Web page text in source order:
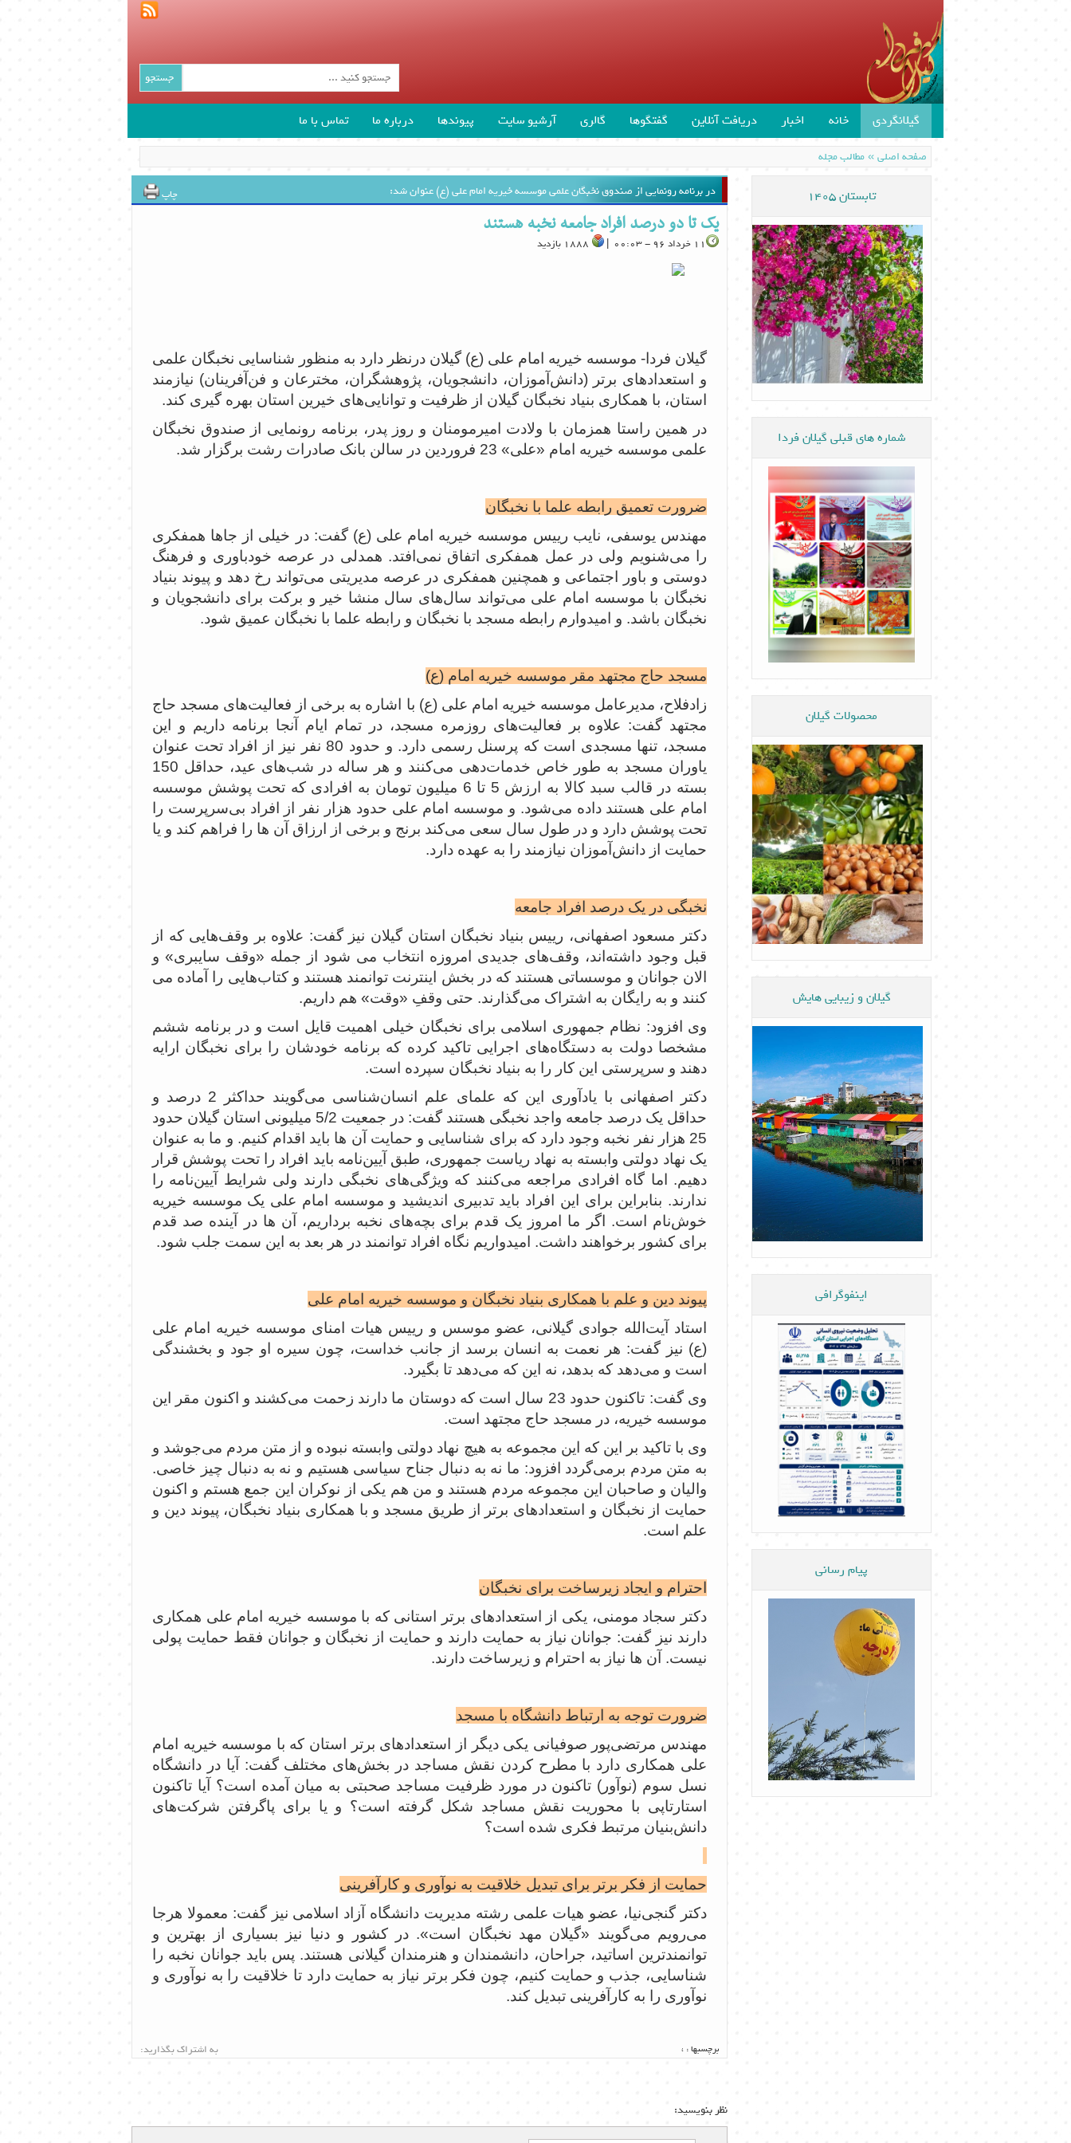
جستجو
گیلانگردی خانه اخبار دریافت آنلاین گفتگوها گالری آرشیو سایت پیوندها درباره ما تماس با ما
صفحه اصلی»مطالب مجله
در برنامه رونمایی از صندوق نخبگان علمی موسسه خیریه امام علی (ع) عنوان شد: چاپ
یک تا دو درصد افراد جامعه نخبه هستند
11 خرداد 96 - 00:03 |
گیلان فردا- موسسه خیریه امام علی (ع) گیلان درنظر دارد به منظور شناسایی نخبگان علمی
و استعدادهای برتر (دانش‌آموزان، ‌دانشجویان، پژوهشگران، مخترعان و فن‌آفرینان) نیازمند
استان، با همکاری بنیاد نخبگان گیلان از ظرفیت و توانایی‌های خیرین استان بهره گیری کند.
در همین راستا همزمان با ولادت امیرمومنان و روز پدر،‌ برنامه رونمایی از صندوق نخبگان
علمی موسسه خیریه امام «علی» 23 فروردین در سالن بانک صادرات رشت برگزار شد.
ضرورت تعمیق رابطه علما با نخبگان
مهندس یوسفی، نایب رییس موسسه خیریه امام علی (ع) گفت: در خیلی از جاها همفکری
را می‌شنویم ولی در عمل همفکری اتفاق نمی‌افتد. همدلی در عرصه خودباوری و فرهنگ
دوستی و باور اجتماعی و همچنین همفکری در عرصه مدیریتی می‌تواند رخ دهد و پیوند بنیاد
نخبگان با موسسه امام علی می‌تواند سال‌های سال منشا خیر و برکت برای دانشجویان و
نخبگان باشد. و امیدوارم رابطه مسجد با نخبگان و رابطه علما با نخبگان عمیق شود.
مسجد حاج مجتهد مقر موسسه خیریه امام (ع)
زادفلاح، مدیرعامل موسسه خیریه امام علی (ع) با اشاره به برخی از فعالیت‌های مسجد حاج
مجتهد گفت: علاوه بر فعالیت‌های روزمره مسجد، در تمام ایام آنجا برنامه داریم و این
مسجد، تنها مسجدی است که پرسنل رسمی دارد. و حدود 80 نفر نیز از افراد تحت عنوان
یاوران مسجد به طور خاص خدمات‌دهی می‌کنند و هر ساله در شب‌های عید، حداقل 150
بسته در قالب سبد کالا به ارزش 5 تا 6 میلیون تومان به افرادی که تحت پوشش موسسه
امام علی هستند داده می‌شود. و موسسه امام علی حدود هزار نفر از افراد بی‌سرپرست را
تحت پوشش دارد و در طول سال سعی می‌کند برنج و برخی از ارزاق آن ها را فراهم کند و یا
حمایت از دانش‌آموزان نیازمند را به عهده دارد.
نخبگی در یک درصد افراد جامعه
دکتر مسعود اصفهانی، رییس بنیاد نخبگان استان گیلان نیز گفت: علاوه بر وقف‌هایی که از
قبل وجود داشته‌اند، وقف‌های جدیدی امروزه انتخاب می شود از جمله «وقف سایبری» و
الان جوانان و موسساتی هستند که در بخش اینترنت توانمند هستند و کتاب‌هایی را آماده می
کنند و به رایگان به اشتراک می‌گذارند. حتی وقفِ «وقت» هم داریم.
وی افزود: نظام جمهوری اسلامی برای نخبگان خیلی اهمیت قایل است و در برنامه ششم
مشخصا دولت به دستگاه‌های اجرایی تاکید کرده که برنامه خودشان را برای نخبگان ارایه
دهند و سرپرستی این کار را به بنیاد نخبگان سپرده است.
دکتر اصفهانی با یادآوری این که علمای علم انسان‌شناسی می‌گویند حداکثر 2 درصد و
حداقل یک درصد جامعه واجد نخبگی هستند گفت: در جمعیت 5/2 میلیونی استان گیلان حدود
25 هزار نفر نخبه وجود دارد که برای شناسایی و حمایت آن ها باید اقدام کنیم. و ما به عنوان
یک نهاد دولتی وابسته به نهاد ریاست جمهوری، طبق آیین‌نامه باید افراد را تحت پوشش قرار
دهیم. اما گاه افرادی مراجعه می‌کنند که ویژگی‌های نخبگی دارند ولی شرایط آیین‌نامه را
ندارند. بنابراین برای این افراد باید تدبیری اندیشید و موسسه امام علی یک موسسه خیریه
خوش‌نام است. اگر ما امروز یک قدم برای بچه‌های نخبه برداریم، آن ها در آینده صد قدم
برای کشور برخواهند داشت. امیدواریم نگاه افراد توانمند در هر بعد به این سمت جلب شود.
پیوند دین و علم با همکاری بنیاد نخبگان و موسسه خیریه امام علی
استاد آیت‌الله جوادی گیلانی، عضو موسس و رییس هیات امنای موسسه خیریه امام علی
(ع) نیز گفت: هر نعمت به انسان برسد از جانب خداست، چون سیره او جود و بخشندگی
است و می‌دهد که بدهد، نه این که می‌دهد تا بگیرد.
وی گفت: تاکنون حدود 23 سال است که دوستان ما دارند زحمت می‌کشند و اکنون مقر این
موسسه خیریه، در مسجد حاج مجتهد است.
وی با تاکید بر این که این مجموعه به هیچ نهاد دولتی وابسته نبوده و از متن مردم می‌جوشد و
به متن مردم برمی‌گردد افزود: ما نه به دنبال جناح سیاسی هستیم و نه به دنبال چیز خاصی.
والیان و صاحبان این مجموعه مردم هستند و من هم یکی از نوکران این جمع هستم و اکنون
حمایت از نخبگان و استعدادهای برتر از طریق مسجد و با همکاری بنیاد نخبگان، پیوند دین و
علم است.
احترام و ایجاد زیرساخت برای نخبگان
دکتر سجاد مومنی، یکی از استعدادهای برتر استانی که با موسسه خیریه امام علی همکاری
دارند نیز گفت: جوانان نیاز به حمایت دارند و حمایت از نخبگان و جوانان فقط حمایت پولی
نیست. آن ها نیاز به احترام و زیرساخت دارند.
ضرورت توجه به ارتباط دانشگاه با مسجد
مهندس مرتضی‌پور صوفیانی یکی دیگر از استعدادهای برتر استان که با موسسه خیریه امام
علی همکاری دارد با مطرح کردن نقش مساجد در بخش‌های مختلف گفت: آیا در دانشگاه
نسل سوم (نوآور) تاکنون در مورد ظرفیت مساجد صحبتی به میان آمده است؟ آیا تاکنون
استارتاپی با محوریت نقش مساجد شکل گرفته است؟ و یا برای پاگرفتن شرکت‌های
دانش‌بنیان مرتبط فکری شده است؟
حمایت از فکر برتر برای تبدیل خلاقیت به نوآوری و کارآفرینی
دکتر گنجی‌نیا، عضو هیات علمی رشته مدیریت دانشگاه آزاد اسلامی نیز گفت: معمولا هرجا
می‌رویم می‌گویند «گیلان مهد نخبگان است». در کشور و دنیا نیز بسیاری از بهترین و
توانمندترین اساتید، جراحان، دانشمندان و هنرمندان گیلانی هستند. پس باید جوانان نخبه را
شناسایی، جذب و حمایت کنیم، چون فکر برتر نیاز به حمایت دارد تا خلاقیت را به نوآوری و
نوآوری را به کارآفرینی تبدیل کند.
برچسبها : ، به اشتراک بگذارید:
نظر بنویسید:
تابستان 1405
شماره های قبلی گیلان فردا
محصولات گیلان
گیلان و زیبایی هایش
اینفوگرافی
پیام رسانی